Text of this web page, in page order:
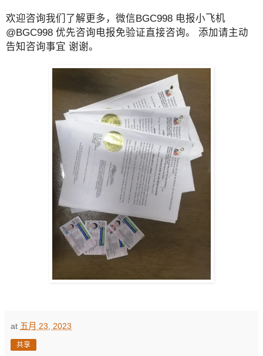
欢迎咨询我们了解更多，微信BGC998 电报小飞机
@BGC998 优先咨询电报免验证直接咨询。 添加请主动
告知咨询事宜 谢谢。
at 五月 23, 2023
共享